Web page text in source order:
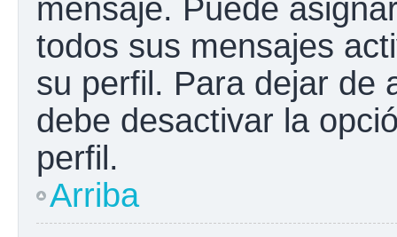
mensaje. Puede
todos sus mensajes
su perfil. Para dejar de
debe desactivar la
perfil.
Arriba